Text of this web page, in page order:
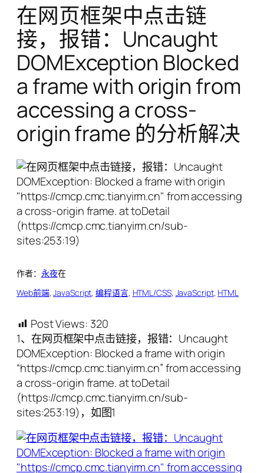
在网页框架中点击链
接，报错：Uncaught
DOMException Blocked
a frame with origin from
accessing a cross-
origin frame 的分析解决
作者： 永夜在
Web前端, JavaScript, 编程语言, HTML/CSS, JavaScript, HTML
Post Views: 320
1、在网页框架中点击链接，报错：Uncaught
DOMException: Blocked a frame with origin
“https://cmcp.cmc.tianyirm.cn” from accessing
a cross-origin frame. at toDetail
(https://cmcp.cmc.tianyirm.cn/sub-
sites:253:19)，如图1